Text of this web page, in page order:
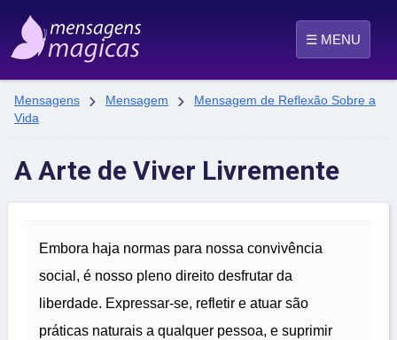
☰ MENU
Mensagens  Mensagem 
Mensagem de Reflexão Sobre a
Vida
A Arte de Viver Livremente
Embora haja normas para nossa convivência
social, é nosso pleno direito desfrutar da
liberdade. Expressar-se, refletir e atuar são
práticas naturais a qualquer pessoa, e suprimir